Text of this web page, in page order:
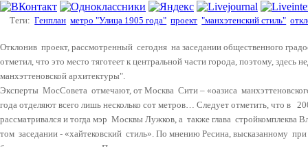
Теги: Генплан метро "Улица 1905 года" проект "манхэтенский стиль"
Отклонив проект, рассмотренный сегодня на заседании общественного
отметил, что это место тяготеет к центральной части города, поэтому, здесь
манхэттеновской архитектуры".
Эксперты МосСовета отмечают, от Москва Сити – «оазиса
года отделяют всего лишь несколько сот метров… Следует отметить, что в
рассматривался и тогда мэр Москвы Лужков, а также глава стройкомплеква
том заседании - «хайтековский стиль». По мнению Ресина, высказанному при